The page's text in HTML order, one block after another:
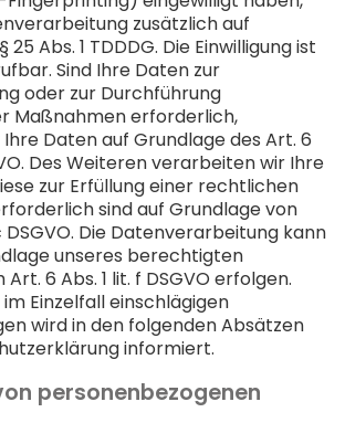
zusätzlich auf
Abs. 1 TDDDG. Die Einwilligung ist
Sind Ihre Daten zur
oder zur Durchführung
Maßnahmen erforderlich,
Daten auf Grundlage des Art. 6
Des Weiteren verarbeiten wir Ihre
zur Erfüllung einer rechtlichen
sind auf Grundlage von
DSGVO. Die Datenverarbeitung kann
unseres berechtigten
6 Abs. 1 lit. f DSGVO erfolgen.
Einzelfall einschlägigen
wird in den folgenden Absätzen
informiert.
personenbezogenen